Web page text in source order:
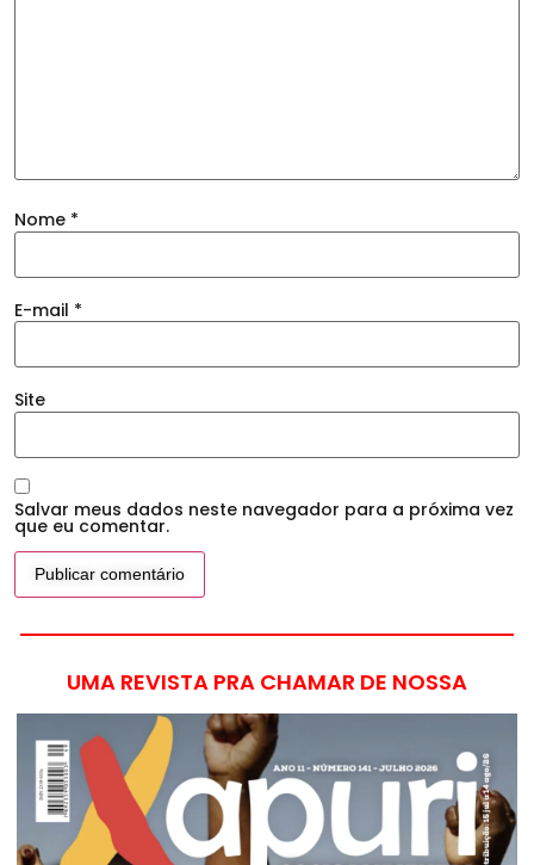
Nome *
E-mail *
Site
Salvar meus dados neste navegador para a próxima vez
que eu comentar.
UMA REVISTA PRA CHAMAR DE NOSSA